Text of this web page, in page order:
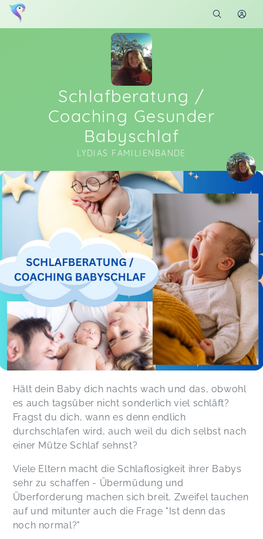
Schlafberatung /
Coaching Gesunder
Babyschlaf
LYDIAS FAMILIENBANDE
Soon you will learn more about me here...
Hält dein Baby dich nachts wach und das, obwohl
es auch tagsüber nicht sonderlich viel schläft?
Fragst du dich, wann es denn endlich
durchschlafen wird, auch weil du dich selbst nach
einer Mütze Schlaf sehnst?
Viele Eltern macht die Schlaflosigkeit ihrer Babys
sehr zu schaffen - Übermüdung und
Überforderung machen sich breit, Zweifel tauchen
auf und mitunter auch die Frage "Ist denn das
noch normal?"